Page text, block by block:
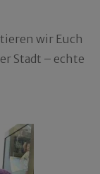
wir Euch
Stadt – echte